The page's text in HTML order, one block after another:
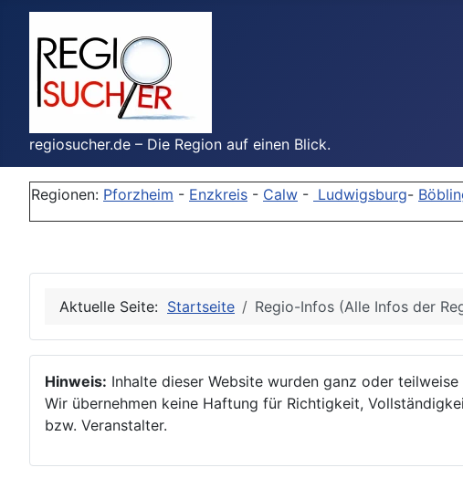
regiosucher.de – Die Region auf einen Blick.
Regionen: Pforzheim - Enzkreis - Calw - Ludwigsburg-
Aktuelle Seite: Startseite Regio-Infos (Alle Infos der
Hinweis: Inhalte dieser Website wurden ganz oder
Wir übernehmen keine Haftung für Richtigkeit,
bzw. Veranstalter.